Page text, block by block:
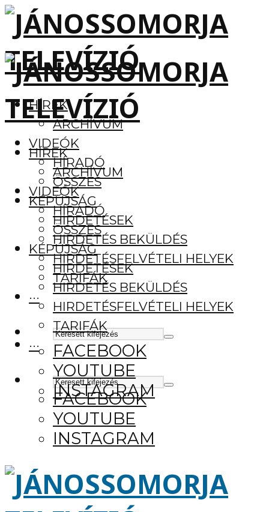
HÍREK
ARCHÍVUM
VIDEÓK
HÍRADÓ
ÖSSZES
KÉPÚJSÁG
HIRDETÉSEK
HIRDETÉS BEKÜLDÉS
HIRDETÉSFELVÉTELI HELYEK
TARIFÁK
···
FACEBOOK
YOUTUBE
INSTAGRAM
HÍREK
ARCHÍVUM
VIDEÓK
HÍRADÓ
ÖSSZES
KÉPÚJSÁG
HIRDETÉSEK
HIRDETÉS BEKÜLDÉS
HIRDETÉSFELVÉTELI HELYEK
TARIFÁK
···
FACEBOOK
YOUTUBE
INSTAGRAM